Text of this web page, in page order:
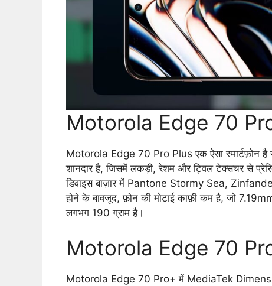
Motorola Edge 70
Motorola Edge 70 Pro Plus एक ऐसा स्मार्टफ़ोन
शानदार है, जिसमें लकड़ी, रेशम और ट्विल टेक्सचर से
डिवाइस बाज़ार में Pantone Stormy Sea,
होने के बावजूद, फ़ोन की मोटाई काफ़ी कम है, जो
लगभग 190 ग्राम है।
Motorola Edge 70 Pro
Motorola Edge 70 Pro+ में MediaTek